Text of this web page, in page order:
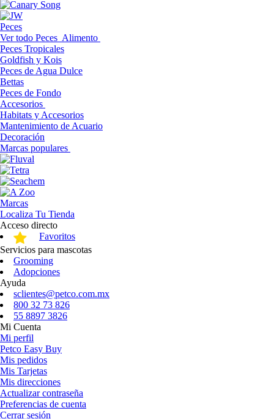
Peces
Ver todo Peces Alimento
Peces Tropicales
Goldfish y Kois
Peces de Agua Dulce
Bettas
Peces de Fondo
Accesorios
Habitats y Accesorios
Mantenimiento de Acuario
Decoración
Marcas populares
Marcas
Localiza Tu Tienda
Acceso directo
Favoritos
Servicios para mascotas
Grooming
Adopciones
Ayuda
sclientes@petco.com.mx
800 32 73 826
55 8897 3826
Mi Cuenta
Mi perfil
Petco Easy Buy
Mis pedidos
Mis Tarjetas
Mis direcciones
Actualizar contraseña
Preferencias de cuenta
Cerrar sesión